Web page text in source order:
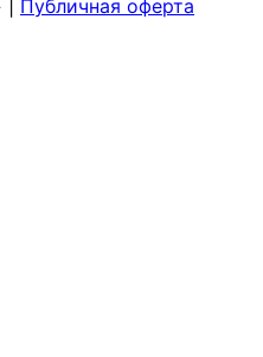
Публичная оферта